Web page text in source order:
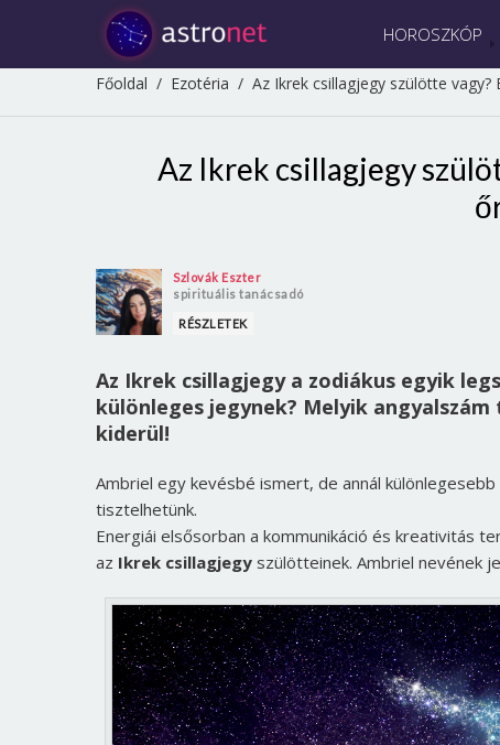
HOROSZKÓP
Főoldal / Ezotéria / Az Ikrek csillagjegy szülötte vagy?
Az Ikrek csillagjegy
Szlovák Eszter
spirituális tanácsadó
RÉSZLETEK
Az Ikrek csillagjegy a zodiákus egyik
különleges jegynek? Melyik
kiderül!
Ambriel egy kevésbé ismert, de annál különlegesebb
tisztelhetünk.
Energiái elsősorban a kommunikáció és kreativitás
az Ikrek csillagjegy szülötteinek. Ambriel nevének